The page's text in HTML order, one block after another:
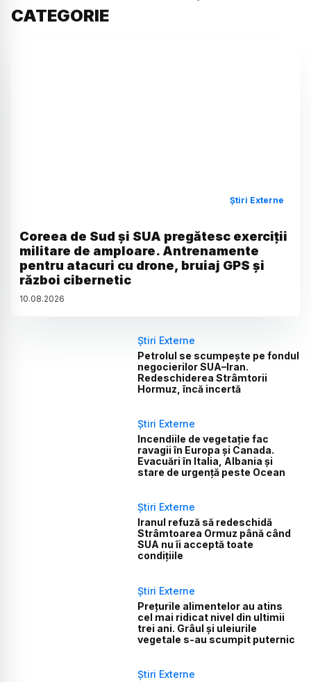
CATEGORIE
Știri Externe
Coreea de Sud și SUA pregătesc exerciții
militare de amploare. Antrenamente
pentru atacuri cu drone, bruiaj GPS și
război cibernetic
10.08.2026
Știri Externe
Petrolul se scumpește pe fondul
negocierilor SUA–Iran.
Redeschiderea Strâmtorii
Hormuz, încă incertă
Știri Externe
Incendiile de vegetație fac
ravagii în Europa și Canada.
Evacuări în Italia, Albania și
stare de urgență peste Ocean
Știri Externe
Iranul refuză să redeschidă
Strâmtoarea Ormuz până când
SUA nu îi acceptă toate
condițiile
Știri Externe
Prețurile alimentelor au atins
cel mai ridicat nivel din ultimii
trei ani. Grâul și uleiurile
vegetale s-au scumpit puternic
Știri Externe